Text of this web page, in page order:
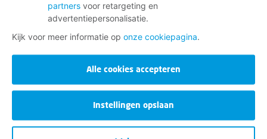
partners voor retargeting en
advertentiepersonalisatie.
Kijk voor meer informatie op onze cookiepagina.
Alle cookies accepteren
Instellingen opslaan